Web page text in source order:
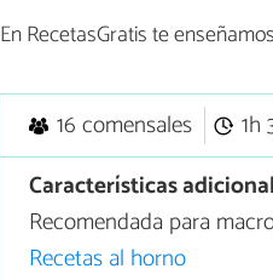
En RecetasGratis te enseñamos
16 comensales 1h
Características
Recomendada para
Recetas al horno